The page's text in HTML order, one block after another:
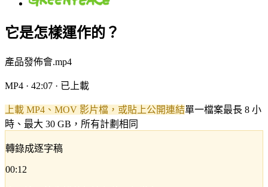
它是怎樣運作的？
產品發佈會.mp4
MP4 · 42:07 · 已上載
上載 MP4、MOV 影片檔，或貼上公開連結單一檔案最長 8 小
時、最大 30 GB，所有計劃相同
轉錄成逐字稿
00:12